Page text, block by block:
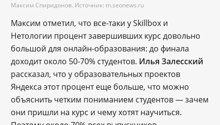
Максим Спиридонов. Источник: m.seonews.ru
Максим отметил, что все-таки у Skillbox и
Нетологии процент завершивших курс довольно
большой для онлайн-образования: до финала
доходит около 50-70% студентов. Илья Залесский
рассказал, что у образовательных проектов
Яндекса этот процент еще больше, что можно
объяснить четким пониманием студентов ― зачем
они пришли на курс и чему хотят научиться.